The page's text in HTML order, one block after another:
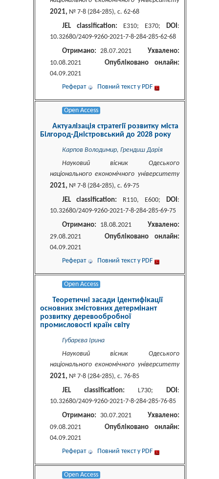
2021, № 7-8 (284-285), c. 62-68
JEL classification: E310; E370; DOI :
10.32680/2409-9260-2021-7-8-284-285-62-68
Отримано: 28.07.2021 Ухвалено:
10.08.2021 Опубліковано онлайн:
04.09.2021
Реферат
Повний текст у PDF
Open Access
Актуалізація стратегії розвитку міста
Білгород-Дністровський до 2028 року
Карпов Володимир, Грендиш Дарія
Науковий вісник Одеського
національного економічного університету
2021, № 7-8 (284-285), c. 69-75
JEL classification: R110, E600; DOI :
10.32680/2409-9260-2021-7-8-284-285-69-75
Отримано: 18.08.2021 Ухвалено:
29.08.2021 Опубліковано онлайн:
04.09.2021
Реферат
Повний текст у PDF
Open Access
Теоретичні засади ідентифікації
основних змістовних детермінант
розвитку деревообробної
промисловості країн світу
Губарєва Ірина
Науковий вісник Одеського
національного економічного університету
2021, № 7-8 (284-285), c. 76-85
JEL classification: L730; DOI :
10.32680/2409-9260-2021-7-8-284-285-76-85
Отримано: 30.07.2021 Ухвалено:
09.08.2021 Опубліковано онлайн:
04.09.2021
Реферат
Повний текст у PDF
Open Access